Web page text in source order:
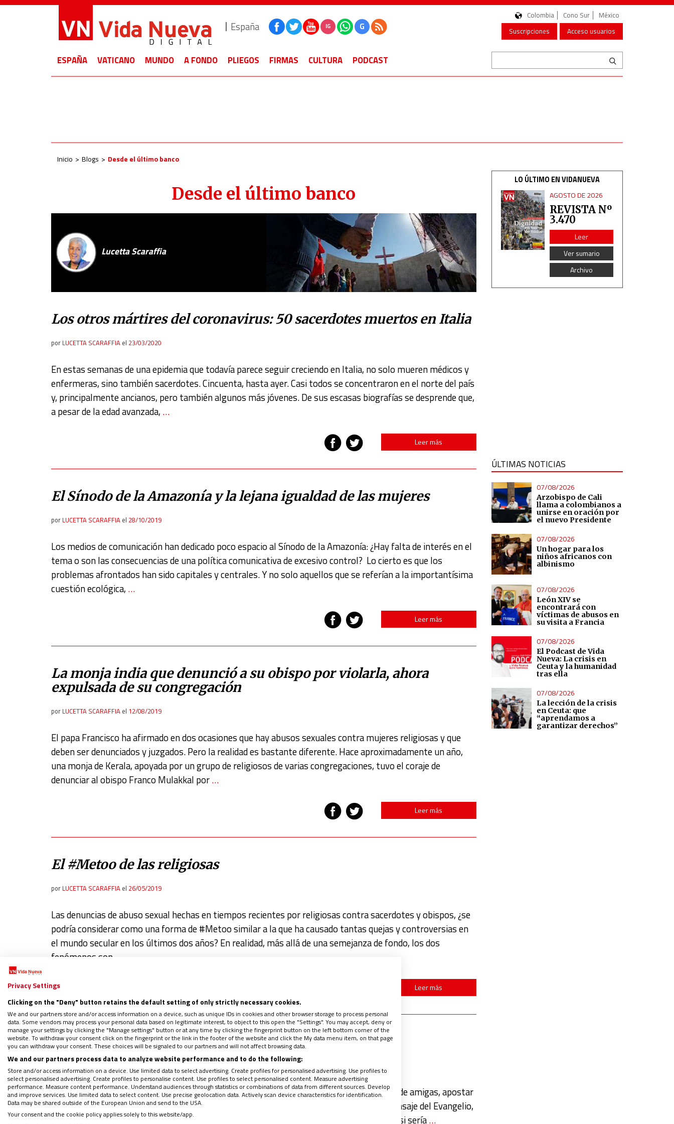
España IG G
Colombia Cono Sur
México
Suscripciones
Acceso usuarios
ESPAÑA VATICANO MUNDO A FONDO PLIEGOS FIRMAS CULTURA PODCAST
Inicio Blogs Desde el último banco
Desde el último banco
Lucetta Scaraffia
Los otros mártires del coronavirus: 50 sacerdotes muertos en Italia
por LUCETTA SCARAFFIA el 23/03/2020
En estas semanas de una epidemia que todavía parece seguir creciendo en Italia, no solo mueren médicos y
enfermeras, sino también sacerdotes. Cincuenta, hasta ayer. Casi todos se concentraron en el norte del país
y, principalmente ancianos, pero también algunos más jóvenes. De sus escasas biografías se desprende que,
a pesar de la edad avanzada, …
Leer más
El Sínodo de la Amazonía y la lejana igualdad de las mujeres
por LUCETTA SCARAFFIA el 28/10/2019
Los medios de comunicación han dedicado poco espacio al Sínodo de la Amazonía: ¿Hay falta de interés en el
tema o son las consecuencias de una política comunicativa de excesivo control? Lo cierto es que los
problemas afrontados han sido capitales y centrales. Y no solo aquellos que se referían a la importantísima
cuestión ecológica, …
Leer más
La monja india que denunció a su obispo por violarla, ahora
expulsada de su congregación
por LUCETTA SCARAFFIA el 12/08/2019
El papa Francisco ha afirmado en dos ocasiones que hay abusos sexuales contra mujeres religiosas y que
deben ser denunciados y juzgados. Pero la realidad es bastante diferente. Hace aproximadamente un año,
una monja de Kerala, apoyada por un grupo de religiosos de varias congregaciones, tuvo el coraje de
denunciar al obispo Franco Mulakkal por…
Leer más
El #Metoo de las religiosas
por LUCETTA SCARAFFIA el 26/05/2019
Las denuncias de abuso sexual hechas en tiempos recientes por religiosas contra sacerdotes y obispos, ¿se
podría considerar como una forma de #Metoo similar a la que ha causado tantas quejas y controversias en
el mundo secular en los últimos dos años? En realidad, más allá de una semejanza de fondo, los dos
fenómenos son
Leer más
Chiara Lubich y su mensaje profético a las mujeres
LUCETTA SCARAFFIA 08/05/2019
Todo comienza con Chiara, quien en la tragedia de la Guerra Mundial decide, con un grupo de amigas, apostar
por el bien en lugar del mal. Así arrancó toda una experiencia de profunda adhesión al mensaje del Evangelio,
en silencio y humildad, en la aceptación radical de la enseñanza de Jesús, sin preguntarse si sería…
LO ÚLTIMO EN VIDANUEVA
AGOSTO DE 2026
REVISTA Nº
3.470
Leer
Ver sumario
Archivo
ÚLTIMAS NOTICIAS
07/08/2026
Arzobispo de Cali
llama a colombianos a
unirse en oración por
el nuevo Presidente
07/08/2026
Un hogar para los
niños africanos con
albinismo
07/08/2026
León XIV se
encontrará con
víctimas de abusos en
su visita a Francia
07/08/2026
El Podcast de Vida
Nueva: La crisis en
Ceuta y la humanidad
tras ella
07/08/2026
La lección de la crisis
en Ceuta: que
“aprendamos a
garantizar derechos”
Privacy Settings
Clicking on the "Deny" button retains the default setting of only strictly necessary cookies.
We and our partners store and/or access information on a device, such as unique IDs in cookies and other browser storage to process personal
data. Some vendors may process your personal data based on legitimate interest, to object to this open the "Settings". You may accept, deny or
manage your settings by clicking the "Manage settings" button or at any time by clicking the fingerprint button on the left bottom corner of the
website. To withdraw your consent click on the fingerprint or the link in the footer of the website and click the My data menu item, on that page
you can withdraw your consent. These choices will be signaled to our partners and will not affect browsing data.
We and our partners process data to analyze website performance and to do the following:
Store and/or access information on a device. Use limited data to select advertising. Create profiles for personalised advertising. Use profiles to
select personalised advertising. Create profiles to personalise content. Use profiles to select personalised content. Measure advertising
performance. Measure content performance. Understand audiences through statistics or combinations of data from different sources. Develop
and improve services. Use limited data to select content. Use precise geolocation data. Actively scan device characteristics for identification.
Data may be shared outside of the European Union and send to the USA.
Your consent and the cookie policy applies solely to this website/app.